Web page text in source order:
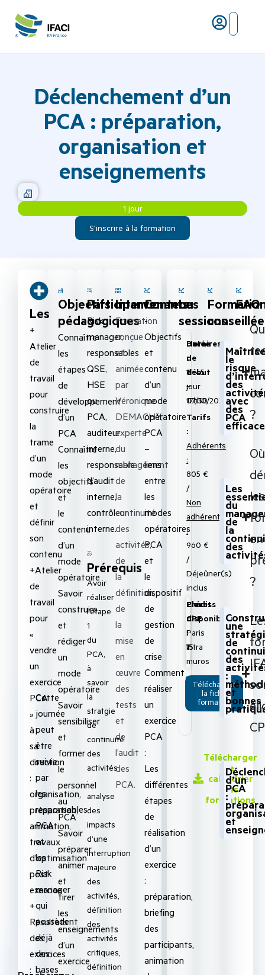
Déclenchement d’un
PCA : préparation,
organisation et
enseignements
1 jour
S'inscrire à la formation
Cette
journée
peut
être
suivie
par
les
responsables
PCA
et
les
Risk
manager
qui
possèdent
déjà
des
bases
Les
+
Atelier
de
travail
pour
construire
la
trame
d’un
mode
opératoire
et
définir
son
contenu
+Atelier
de
travail
pour
«
vendre
un
exercice
PCA
»
à
sa
direction
:
organisation,
préparation,
animation,
travaux
d’optimisation
post
exercice
+
Résultats
des
exercices
:
Objectifs
pédagogiques
Connaître
les
étapes
de
développement
d’un
PCA
Connaître
les
objectifs
et
le
contenu
d’un
mode
opératoire
Savoir
construire
et
rédiger
un
mode
opératoire
Savoir
sensibiliser
et
former
le
personnel
au
PCA
Savoir
préparer,
animer
et
tirer
les
enseignements
d’un
exercice
Participants
Risk
manager,
responsables
QSE,
HSE
ou
PCA,
auditeur
interne,
responsable
d’audit
interne,
contrôleur
interne.
Prérequis
Avoir
réaliser
l’étape
1
du
PCA,
à
savoir
la
stratgie
de
continuité
des
activités
:
analyse
des
impacts
d’une
interruption
majeure
des
activités,
définition
des
activités
critiques,
définition
Intervenants
Formation
conçue
et
animée
par
Véronique
DEMACHY,
experte
du
management
de
la
continuité
des
activités,
de
la
définition,
de
la
mise
en
œuvre
des
tests
et
de
l’audit
des
PCA.
Contenu
-
Objectifs
et
contenu
d’un
mode
opératoire
PCA
–
liens
entre
les
modes
opératoires
PCA
et
le
dispositif
de
gestion
de
crise
Comment
réaliser
un
exercice
PCA
:
Les
différentes
étapes
de
réalisation
d’un
exercice
:
préparation,
briefing
des
participants,
animation
Les
sessions
Date
de
début
:
07/10/2026
Durée
:
1
jour
Horaires
:
8h45
–
17h30
Tarifs
:
Adhérents
:
805 €
/
Non
adhérents
:
960 €
/
Déjeûner(s)
inclus
Lieu
:
Paris
intra
muros
Places
disponibles
:
15
Crédits
CPE
:
7
Véronique
DEMACHY
Télécharger
la fiche
formation
Télécharger
le
calendrier
des
formations
le
risque
des
avec
des
PCA
Les
du
de
la
des
une
de
des
:
et
bonnes
d’un
PCA
:
et
FAQ
?
les
en
?